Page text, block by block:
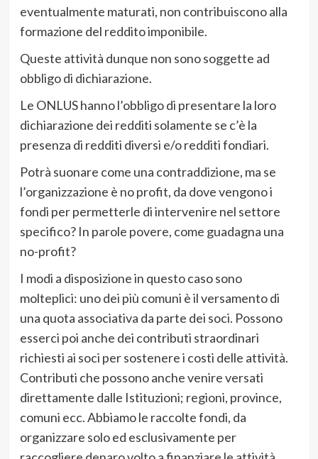
eventualmente maturati, non contribuiscono alla
formazione del reddito imponibile.
Queste attività dunque non sono soggette ad
obbligo di dichiarazione.
Le ONLUS hanno l’obbligo di presentare la loro
dichiarazione dei redditi solamente se c’è la
presenza di redditi diversi e/o redditi fondiari.
Potrà suonare come una contraddizione, ma se
l’organizzazione è no profit, da dove vengono i
fondi per permetterle di intervenire nel settore
specifico? In parole povere, come guadagna una
no-profit?
I modi a disposizione in questo caso sono
molteplici: uno dei più comuni è il versamento di
una quota associativa da parte dei soci. Possono
esserci poi anche dei contributi straordinari
richiesti ai soci per sostenere i costi delle attività.
Contributi che possono anche venire versati
direttamente dalle Istituzioni; regioni, province,
comuni ecc. Abbiamo le raccolte fondi, da
organizzare solo ed esclusivamente per